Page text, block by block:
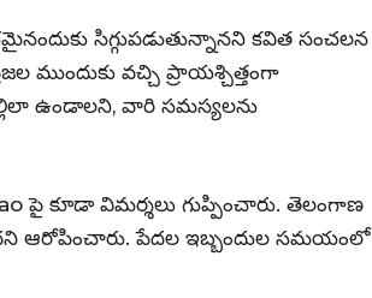
సిగ్గుపడుతున్నానని కవిత సంచలన
ముందుకు వచ్చి ప్రాయశ్చిత్తంగా
ఉండాలని, వారి సమస్యలను
పై కూడా విమర్శలు గుప్పించారు. తెలంగాణ
ఆరోపించారు. పేదల ఇబ్బందుల సమయంలో